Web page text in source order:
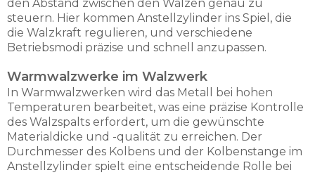
den Abstand zwischen den Walzen genau zu
steuern. Hier kommen Anstellzylinder ins Spiel, die
die Walzkraft regulieren, und verschiedene
Betriebsmodi präzise und schnell anzupassen.
Warmwalzwerke im Walzwerk
In Warmwalzwerken wird das Metall bei hohen
Temperaturen bearbeitet, was eine präzise Kontrolle
des Walzspalts erfordert, um die gewünschte
Materialdicke und -qualität zu erreichen. Der
Durchmesser des Kolbens und der Kolbenstange im
Anstellzylinder spielt eine entscheidende Rolle bei